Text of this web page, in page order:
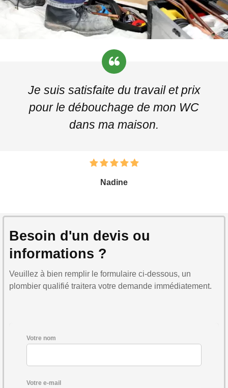
Je suis satisfaite du travail et prix
pour le débouchage de mon WC
dans ma maison.
Nadine
Besoin d'un devis ou
informations ?
Veuillez à bien remplir le formulaire ci-dessous, un
plombier qualifié traitera votre demande immédiatement.
Votre nom
Votre e-mail